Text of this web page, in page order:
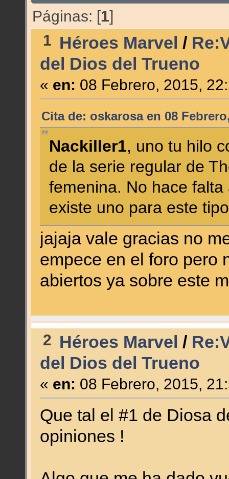
Páginas: [1]
1 Héroes Marvel /
del Dios del Trueno
« en: 08 Febrero, 2015,
Cita de: oskarosa en 08
Nackiller1, uno tu hilo
de la serie regular de
femenina. No hace
existe uno para este
jajaja vale gracias no
empece en el foro pero
abiertos ya sobre este
2 Héroes Marvel /
del Dios del Trueno
« en: 08 Febrero, 2015,
Que tal el #1 de Diosa
opiniones !